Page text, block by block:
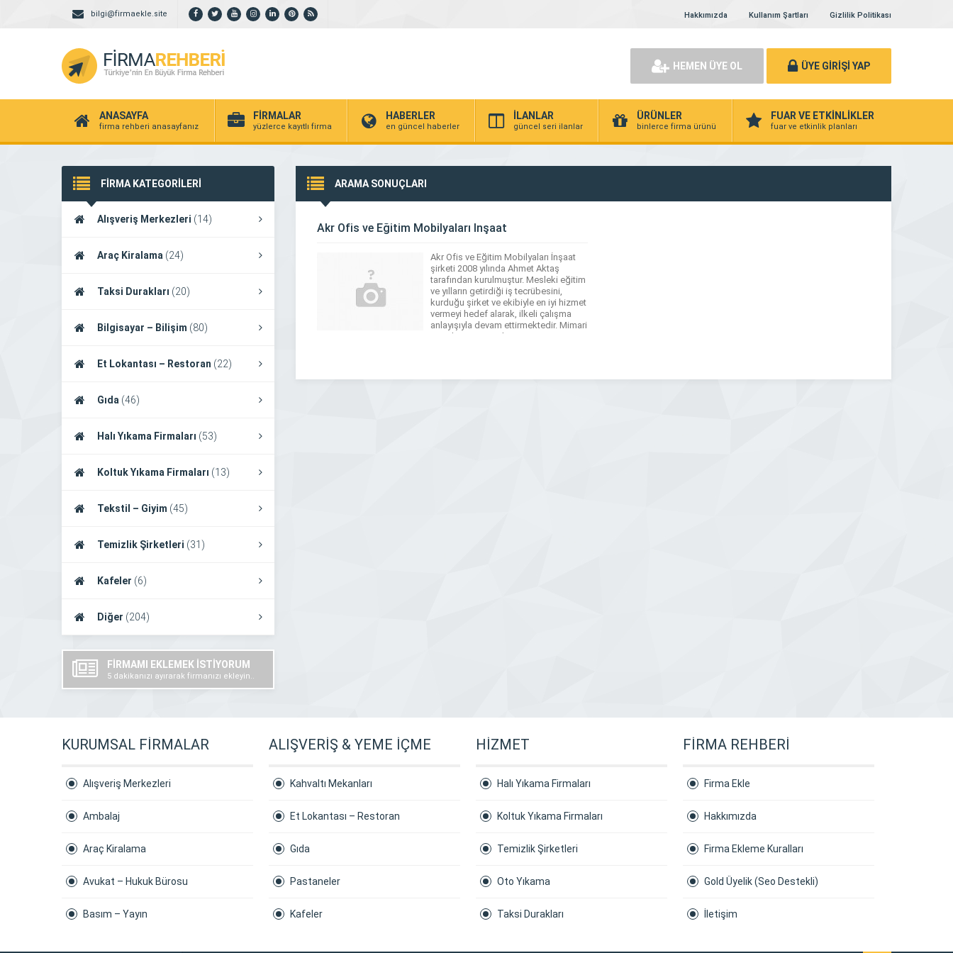
bilgi@firmaekle.site Hakkımızda Kullanım Şartları Gizlilik Politikası
HEMEN ÜYE OL ÜYE GİRİŞİ YAP
ANASAYFA
firma rehberi anasayfanız
FİRMALAR
yüzlerce kayıtlı firma
HABERLER
en güncel haberler
İLANLAR
güncel seri ilanlar
ÜRÜNLER
binlerce firma ürünü
FUAR VE ETKİNLİKLER
fuar ve etkinlik planları
FİRMA KATEGORİLERİ
Alışveriş Merkezleri (14)
Araç Kiralama (24)
Taksi Durakları (20)
Bilgisayar – Bilişim (80)
Et Lokantası – Restoran (22)
Gıda (46)
Halı Yıkama Firmaları (53)
Koltuk Yıkama Firmaları (13)
Tekstil – Giyim (45)
Temizlik Şirketleri (31)
Kafeler (6)
Diğer (204)
FİRMAMI EKLEMEK İSTİYORUM
5 dakikanızı ayırarak firmanızı ekleyin..
ARAMA SONUÇLARI
Akr Ofis ve Eğitim Mobilyaları İnşaat
Akr Ofis ve Eğitim Mobilyaları İnşaat
şirketi 2008 yılında Ahmet Aktaş
tarafından kurulmuştur. Mesleki eğitim
ve yılların getirdiği iş tecrübesini,
kurduğu şirket ve ekibiyle en iyi hizmet
vermeyi hedef alarak, ilkeli çalışma
anlayışıyla devam ettirmektedir. Mimari
Uygulama Aşamalarımız 1-
ve müşterimizin […]
KURUMSAL FİRMALAR
Alışveriş Merkezleri
Ambalaj
Araç Kiralama
Avukat – Hukuk Bürosu
Basım – Yayın
ALIŞVERİŞ & YEME İÇME
Kahvaltı Mekanları
Et Lokantası – Restoran
Gıda
Pastaneler
Kafeler
HİZMET
Halı Yıkama Firmaları
Koltuk Yıkama Firmaları
Temizlik Şirketleri
Oto Yıkama
Taksi Durakları
FİRMA REHBERİ
Firma Ekle
Hakkımızda
Firma Ekleme Kuralları
Gold Üyelik (Seo Destekli)
İletişim